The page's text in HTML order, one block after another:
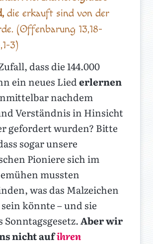
die erkauft sind von der
(Offenbarung 13,18-
3)
dass die 144.000
ein neues Liederlernen
nachdem
Verständnis in Hinsicht
gefordert wurden? Bitte
sogar unsere
Pioniere sich im
mussten
was das Malzeichen
könnte – und sie
Sonntagsgesetz.Aber wir
nicht aufihren